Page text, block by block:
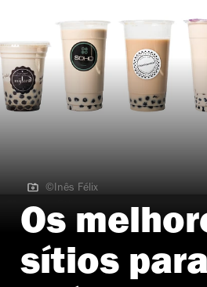
©Inês Félix
©Inês Félix
Os
sítios